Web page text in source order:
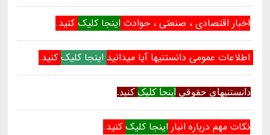
اخبار اقتصادی ، صنعتی ، حوادث اینجا کلیک کنید.
اطلاعات عمومی دانستنیها آیا میدانید اینجا کلیک کنید.
دانستنیهای حقوقی اینجا کلیک کنید.
نکات مهم درباره انبار اینجا کلیک کنید.